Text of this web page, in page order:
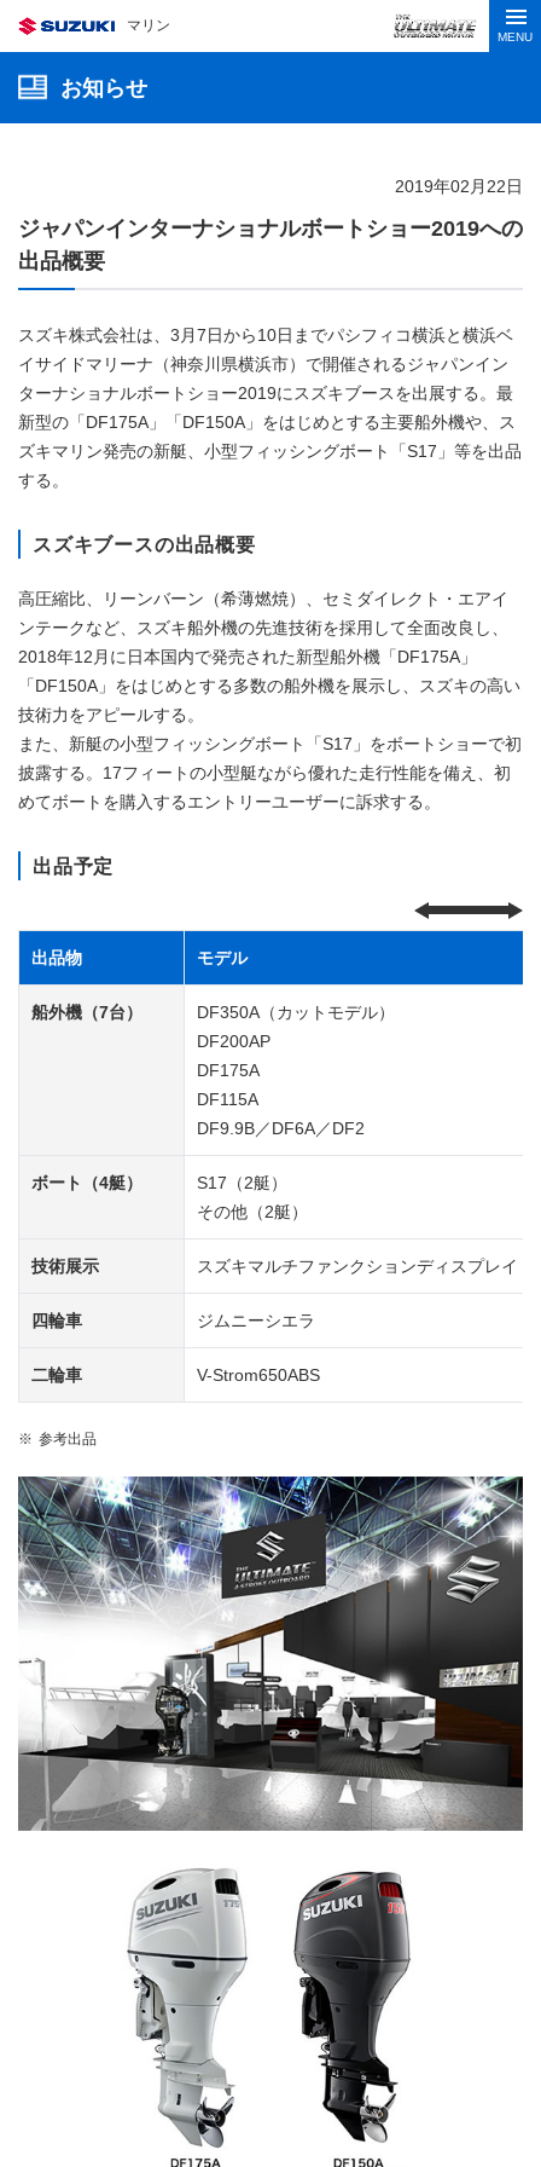
マリン
MENU
お知らせ
2019年02月22日
ジャパンインターナショナルボートショー2019への
出品概要
スズキ株式会社は、3月7日から10日までパシフィコ横浜と横浜ベ
イサイドマリーナ（神奈川県横浜市）で開催されるジャパンイン
ターナショナルボートショー2019にスズキブースを出展する。最
新型の「DF175A」「DF150A」をはじめとする主要船外機や、ス
ズキマリン発売の新艇、小型フィッシングボート「S17」等を出品
する。
スズキブースの出品概要
高圧縮比、リーンバーン（希薄燃焼）、セミダイレクト・エアイ
ンテークなど、スズキ船外機の先進技術を採用して全面改良し、
2018年12月に日本国内で発売された新型船外機「DF175A」
「DF150A」をはじめとする多数の船外機を展示し、スズキの高い
技術力をアピールする。
また、新艇の小型フィッシングボート「S17」をボートショーで初
披露する。17フィートの小型艇ながら優れた走行性能を備え、初
めてボートを購入するエントリーユーザーに訴求する。
出品予定
出品物 モデル
船外機（7台）
DF350A（カットモデル）
DF200AP
DF175A
DF115A
DF9.9B／DF6A／DF2
ボート（4艇）
S17（2艇）
その他（2艇）
技術展示 スズキマルチファンクションディスプレイ
四輪車 ジムニーシエラ
二輪車 V-Strom650ABS
参考出品